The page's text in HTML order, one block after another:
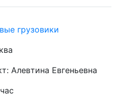
грузовики
Алевтина Евгеньевна